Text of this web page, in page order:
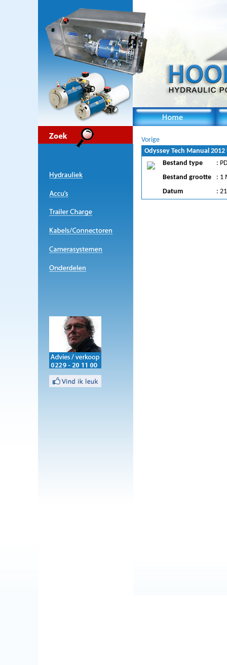
Vorige
Odyssey Tech Manual 2012
Bestand type
:
Bestand grootte
: 1
Datum
: